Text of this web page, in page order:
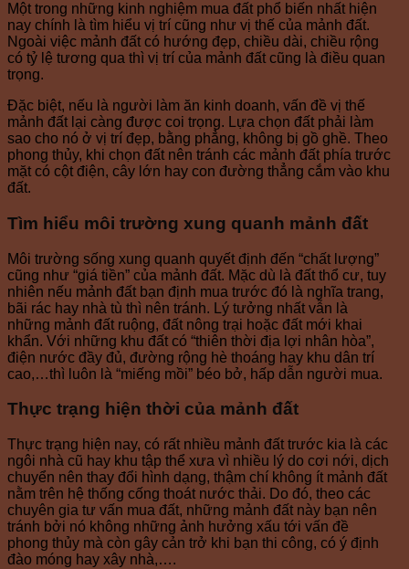
Một trong những kinh nghiệm mua đất phổ biến nhất hiện
nay chính là tìm hiểu vị trí cũng như vị thế của mảnh đất.
Ngoài việc mảnh đất có hướng đẹp, chiều dài, chiều rộng
có tỷ lệ tương qua thì vị trí của mảnh đất cũng là điều quan
trọng.
Đặc biệt, nếu là người làm ăn kinh doanh, vấn đề vị thế
mảnh đất lại càng được coi trọng. Lựa chọn đất phải làm
sao cho nó ở vị trí đẹp, bằng phẳng, không bị gồ ghề. Theo
phong thủy, khi chọn đất nên tránh các mảnh đất phía trước
mặt có cột điện, cây lớn hay con đường thẳng cắm vào khu
đất.
Tìm hiểu môi trường xung quanh mảnh đất
Môi trường sống xung quanh quyết định đến “chất lượng”
cũng như “giá tiền” của mảnh đất. Mặc dù là đất thổ cư, tuy
nhiên nếu mảnh đất bạn định mua trước đó là nghĩa trang,
bãi rác hay nhà tù thì nên tránh. Lý tưởng nhất vẫn là
những mảnh đất ruộng, đất nông trại hoặc đất mới khai
khẩn. Với những khu đất có “thiên thời địa lợi nhân hòa”,
điện nước đầy đủ, đường rộng hè thoáng hay khu dân trí
cao,…thì luôn là “miếng mồi” béo bở, hấp dẫn người mua.
Thực trạng hiện thời của mảnh đất
Thực trạng hiện nay, có rất nhiều mảnh đất trước kia là các
ngôi nhà cũ hay khu tập thể xưa vì nhiều lý do cơi nới, dịch
chuyển nên thay đổi hình dạng, thậm chí không ít mảnh đất
nằm trên hệ thống cống thoát nước thải. Do đó, theo các
chuyên gia tư vấn mua đất, những mảnh đất này bạn nên
tránh bởi nó không những ảnh hưởng xấu tới vấn đề
phong thủy mà còn gây cản trở khi bạn thi công, có ý định
đào móng hay xây nhà,….